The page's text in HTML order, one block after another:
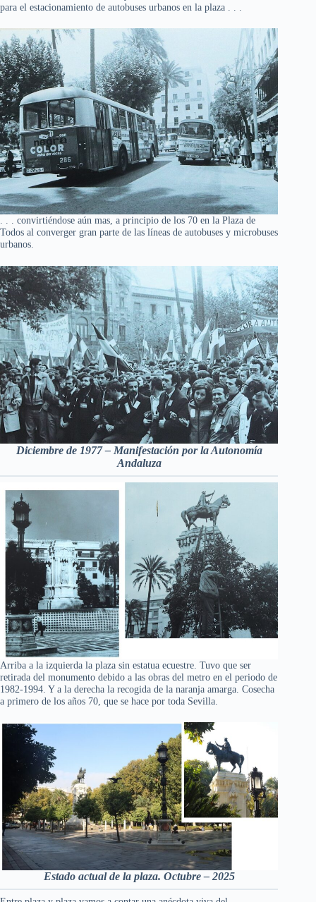
para el estacionamiento de autobuses urbanos en la plaza . . .
. . . convirtiéndose aún mas, a principio de los 70 en la Plaza de
Todos al converger gran parte de las líneas de autobuses y microbuses
urbanos.
Diciembre de 1977 – Manifestación por la Autonomía
Andaluza
Arriba a la izquierda la plaza sin estatua ecuestre. Tuvo que ser
retirada del monumento debido a las obras del metro en el periodo de
1982-1994. Y a la derecha la recogida de la naranja amarga. Cosecha
a primero de los años 70, que se hace por toda Sevilla.
Estado actual de la plaza. Octubre – 2025